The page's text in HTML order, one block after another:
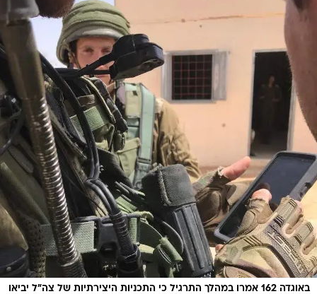
באוגדה 162 אמרו במהלך התרגיל כי התכניות היצירתיות של צה"ל יביאו